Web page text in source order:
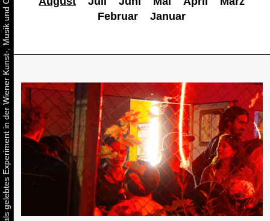
Februar
Januar